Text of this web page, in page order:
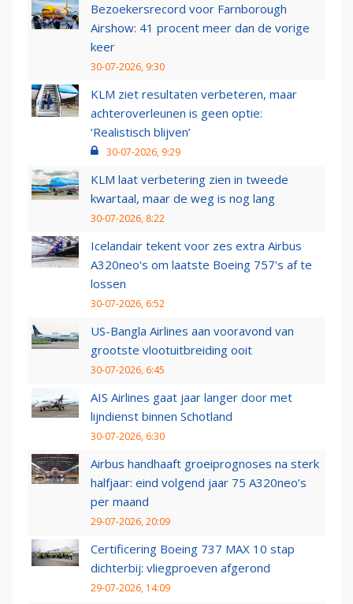
Bezoekersrecord voor Farnborough
Airshow: 41 procent meer dan de vorige
keer
30-07-2026, 9:30
KLM ziet resultaten verbeteren, maar
achteroverleunen is geen optie:
‘Realistisch blijven’
30-07-2026, 9:29
KLM laat verbetering zien in tweede
kwartaal, maar de weg is nog lang
30-07-2026, 8:22
Icelandair tekent voor zes extra Airbus
A320neo's om laatste Boeing 757's af te
lossen
30-07-2026, 6:52
US-Bangla Airlines aan vooravond van
grootste vlootuitbreiding ooit
30-07-2026, 6:45
AIS Airlines gaat jaar langer door met
lijndienst binnen Schotland
30-07-2026, 6:30
Airbus handhaaft groeiprognoses na sterk
halfjaar: eind volgend jaar 75 A320neo’s
per maand
29-07-2026, 20:09
Certificering Boeing 737 MAX 10 stap
dichterbij: vliegproeven afgerond
29-07-2026, 14:09